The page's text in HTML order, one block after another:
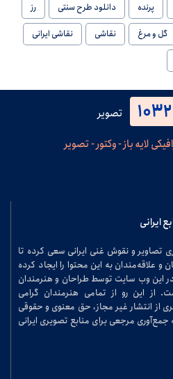
پرنده دانلود طرح سنتی
رز
گل و مرغ نقاشی
نقاشی ایرانی
1032
تصویر
لایه باز - وکتور - تصویر
ایرانی
تصاویر و نقوش غنی ایرانی سعی کرده تا
علاقه‌مندان به این محتوا را ایجاد کرده
در این وب سایت توسط طراحان و هنرمندان
از این رو از تمامی هنرمندان گرامی
از انتشار غیر مجاز، حق معنوی و حقوقی
مرجعی برای منابع تصویری ایرانی